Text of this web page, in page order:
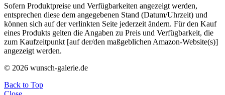
Sofern Produktpreise und Verfügbarkeiten angezeigt werden,
entsprechen diese dem angegebenen Stand (Datum/Uhrzeit) und
können sich auf der verlinkten Seite jederzeit ändern. Für den Kauf
eines Produkts gelten die Angaben zu Preis und Verfügbarkeit, die
zum Kaufzeitpunkt [auf der/den maßgeblichen Amazon-Website(s)]
angezeigt werden.
© 2026 wunsch-galerie.de
Back to Top